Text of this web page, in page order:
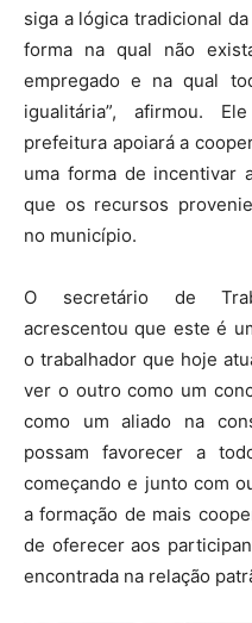
siga a lógica tradicional
forma na qual não
empregado e na qual
igualitária”, afirmou.
prefeitura apoiará a
uma forma de incentivar
que os recursos
no município.
O secretário de
acrescentou que este é
o trabalhador que hoje
ver o outro como um
como um aliado na
possam favorecer a
começando e junto com
a formação de mais
de oferecer aos
encontrada na relação